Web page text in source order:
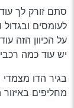
בו מה שצריך
בכל אופן
סתם זורק לך
על הכיוון הזה
יש עוד כמה רכבים
בגיר הדו
מחליפים באיזור ה180.000 ק’'מ בלי להתעלל